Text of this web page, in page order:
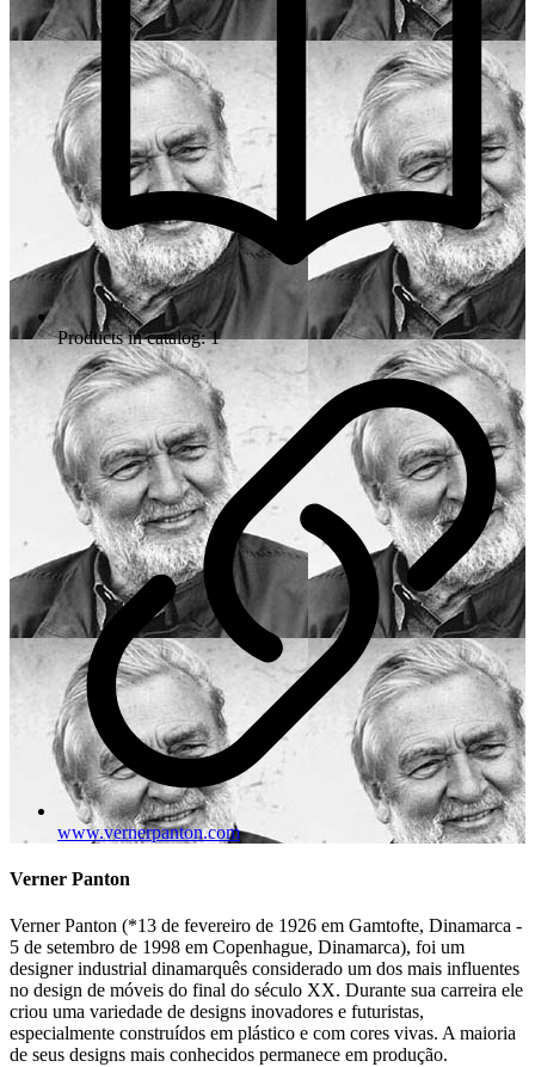
Products in catalog: 1
www.vernerpanton.com
Verner Panton
Verner Panton (*13 de fevereiro de 1926 em Gamtofte, Dinamarca -
5 de setembro de 1998 em Copenhague, Dinamarca), foi um
designer industrial dinamarquês considerado um dos mais influentes
no design de móveis do final do século XX. Durante sua carreira ele
criou uma variedade de designs inovadores e futuristas,
especialmente construídos em plástico e com cores vivas. A maioria
de seus designs mais conhecidos permanece em produção.